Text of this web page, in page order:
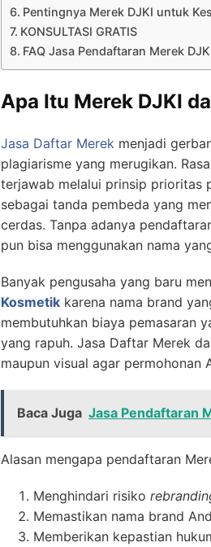
Pentingnya Merek DJKI untuk
KONSULTASI GRATIS
FAQ Jasa Pendaftaran Merek
Apa Itu Merek DJKI
Jasa Daftar Merek menjadi
plagiarisme yang merugikan.
terjawab melalui prinsip prioritas
sebagai tanda pembeda yang
cerdas. Tanpa adanya
pun bisa menggunakan nama
Banyak pengusaha yang baru
Kosmetik karena nama brand
membutuhkan biaya pemasaran
yang rapuh. Jasa Daftar Merek
maupun visual agar
Baca Juga Jasa Pendaftaran
Alasan mengapa pendaftaran
Menghindari risiko
Memastikan nama brand
Memberikan kepastian